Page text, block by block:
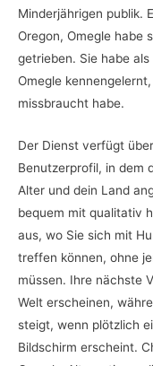
Minderjährigen publik.
Oregon, Omegle habe
getrieben. Sie habe
Omegle
missbraucht habe.
Der Dienst verfügt
Benutzerprofil, in dem
Alter und dein Land
bequem mit qualitativ
aus, wo Sie sich mit
treffen können, ohne
müssen. Ihre nächste
Welt erscheinen,
steigt, wenn plötzlich
Bildschirm erscheint.